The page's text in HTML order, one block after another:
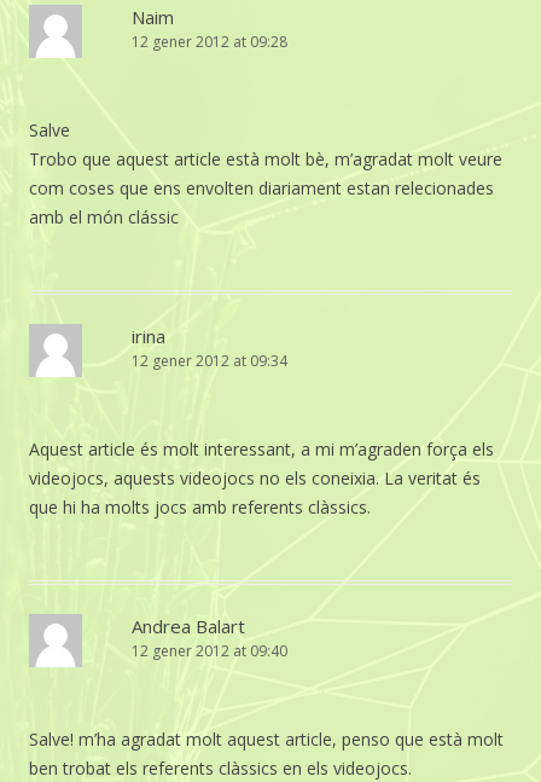
Naim
12 gener 2012 at 09:28
Salve
Trobo que aquest article està molt bè, m’agradat molt veure
com coses que ens envolten diariament estan relecionades
amb el món clássic
irina
12 gener 2012 at 09:34
Aquest article és molt interessant, a mi m’agraden força els
videojocs, aquests videojocs no els coneixia. La veritat és
que hi ha molts jocs amb referents clàssics.
Andrea Balart
12 gener 2012 at 09:40
Salve! m’ha agradat molt aquest article, penso que està molt
ben trobat els referents clàssics en els videojocs.